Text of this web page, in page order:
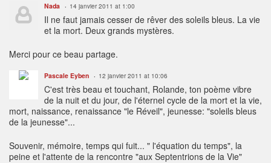
Nada 14 janvier 2011 at 1:00
Il ne faut jamais cesser de rêver des soleils bleus. La vie
et la mort. Deux grands mystères.
Merci pour ce beau partage.
Pascale Eyben 12 janvier 2011 at 10:06
C'est très beau et touchant, Rolande, ton poème vibre
de la nuit et du jour, de l'éternel cycle de la mort et la vie,
mort, naissance, renaissance "le Réveil", jeunesse: "soleils bleus
de la jeunesse"...
Souvenir, mémoire, temps qui fuit... " l'équation du temps", la
peine et l'attente de la rencontre "aux Septentrions de la Vie"